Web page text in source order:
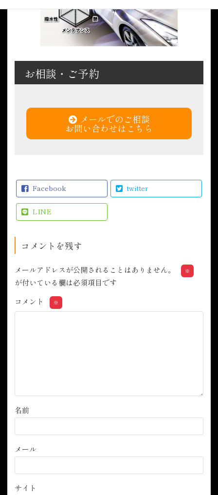
お相談・ご予約
メールでのご相談
お問い合わせはこちら
Facebook twitter
LINE
コメントを残す
メールアドレスが公開されることはありません。 ※
が付いている欄は必須項目です
コメント
※
名前
メール
サイト